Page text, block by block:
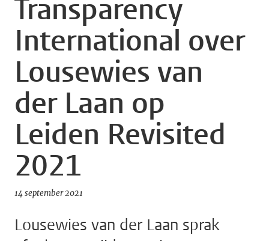
Transparency
International over
Lousewies van
der Laan op
Leiden Revisited
2021
14 september 2021
Lousewies van der Laan sprak